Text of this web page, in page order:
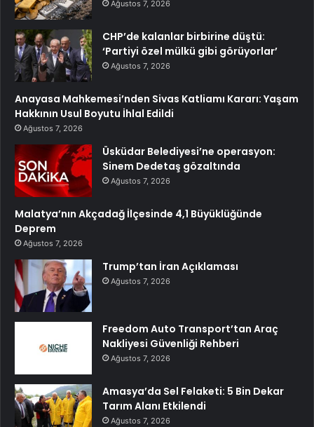
Ağustos 7, 2026
CHP’de kalanlar birbirine düştü:
‘Partiyi özel mülkü gibi görüyorlar’
Ağustos 7, 2026
Anayasa Mahkemesi’nden Sivas Katliamı Kararı: Yaşam
Hakkının Usul Boyutu İhlal Edildi
Ağustos 7, 2026
Üsküdar Belediyesi’ne operasyon:
Sinem Dedetaş gözaltında
Ağustos 7, 2026
Malatya’nın Akçadağ İlçesinde 4,1 Büyüklüğünde
Deprem
Ağustos 7, 2026
Trump’tan İran Açıklaması
Ağustos 7, 2026
Freedom Auto Transport’tan Araç
Nakliyesi Güvenliği Rehberi
Ağustos 7, 2026
Amasya’da Sel Felaketi: 5 Bin Dekar
Tarım Alanı Etkilendi
Ağustos 7, 2026